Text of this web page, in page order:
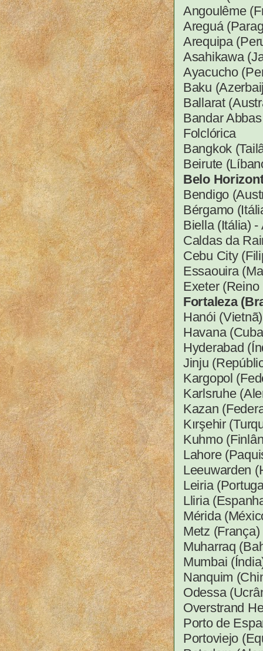
Angoulême
Areguá
Arequipa
Asahikawa
Ayacucho
Baku
Ballarat
Bandar
Folclórica
Bangkok
Beirute
Belo
Bendigo
Bérgamo
Biella (Itália) -
Caldas da
Cebu City
Essaouira
Exeter
Fortaleza
Hanói
Havana
Hyderabad
Jinju
Kargopol
Karlsruhe
Kazan
Kırşehir
Kuhmo
Lahore
Leeuwarden
Leiria
Lliria
Mérida
Metz
Muharraq
Mumbai
Nanquim
Odessa
Overstrand
Porto de
Portoviejo